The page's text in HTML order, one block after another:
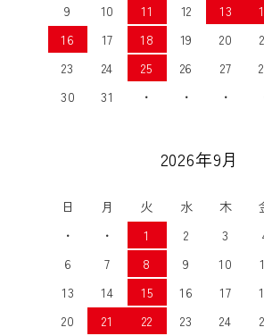
9
10 11 12 13
16
17 18 19 20
23
24 25 26 27
30
31 ・ ・ ・
2026年9月
日 月 火 水 木
・
・ 1 2 3
6
7 8 9 10
13
14 15 16 17
20
21 22 23 24